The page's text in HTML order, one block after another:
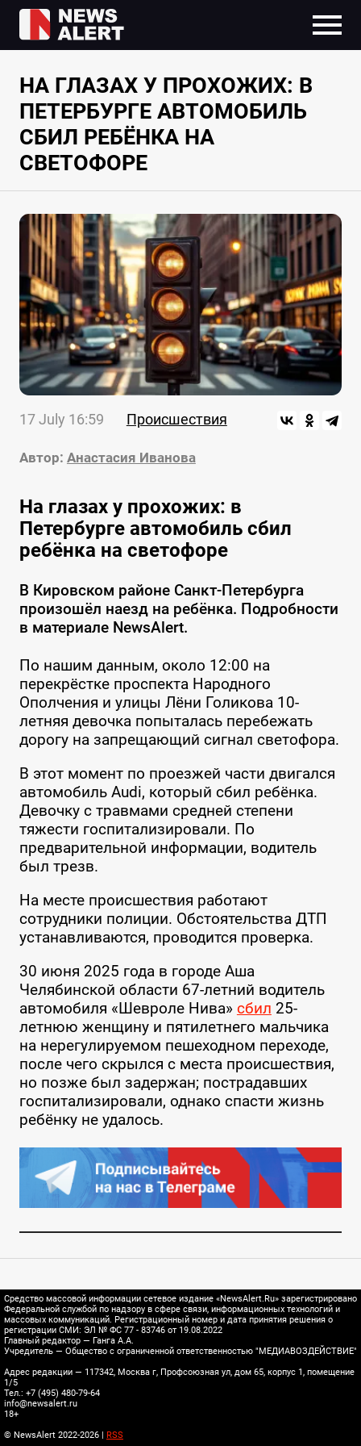
НА ГЛАЗАХ У ПРОХОЖИХ: В
ПЕТЕРБУРГЕ АВТОМОБИЛЬ
СБИЛ РЕБЁНКА НА
СВЕТОФОРЕ
17 July 16:59 Происшествия
Автор: Анастасия Иванова
На глазах у прохожих: в
Петербурге автомобиль сбил
ребёнка на светофоре
В Кировском районе Санкт-Петербурга
произошёл наезд на ребёнка. Подробности
в материале NewsAlert.
По нашим данным, около 12:00 на
перекрёстке проспекта Народного
Ополчения и улицы Лёни Голикова 10-
летняя девочка попыталась перебежать
дорогу на запрещающий сигнал светофора.
В этот момент по проезжей части двигался
автомобиль Audi, который сбил ребёнка.
Девочку с травмами средней степени
тяжести госпитализировали. По
предварительной информации, водитель
был трезв.
На месте происшествия работают
сотрудники полиции. Обстоятельства ДТП
устанавливаются, проводится проверка.
30 июня 2025 года в городе Аша
Челябинской области 67-летний водитель
автомобиля «Шевроле Нива» сбил 25-
летнюю женщину и пятилетнего мальчика
на нерегулируемом пешеходном переходе,
после чего скрылся с места происшествия,
но позже был задержан; пострадавших
госпитализировали, однако спасти жизнь
ребёнку не удалось.
Средство массовой информации сетевое издание «NewsAlert.Ru» зарегистрировано
Федеральной службой по надзору в сфере связи, информационных технологий и
массовых коммуникаций. Регистрационный номер и дата принятия решения о
регистрации СМИ: ЭЛ № ФС 77 - 83746 от 19.08.2022
Главный редактор — Ганга А.А.
Учредитель — Общество с ограниченной ответственностью "МЕДИАВОЗДЕЙСТВИЕ"
Адрес редакции — 117342, Москва г, Профсоюзная ул, дом 65, корпус 1, помещение
1/5
Тел.: +7 (495) 480-79-64
info@newsalert.ru
18+
© NewsAlert 2022-2026 |
RSS